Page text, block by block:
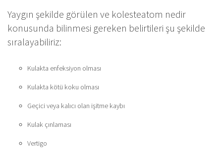
Yaygın şekilde görülen ve kolesteatom nedir
konusunda bilinmesi gereken belirtileri şu şekilde
sıralayabiliriz:
Kulakta enfeksiyon olması
Kulakta kötü koku olması
Geçici veya kalıcı olan işitme kaybı
Kulak çınlaması
Vertigo